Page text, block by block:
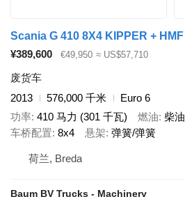
¥389,600 €49,950 ≈ US$57,710
废货车
2013
576,000 千米
Euro 6
功率 410 马力 (301 千瓦) 燃油 柴油
车桥配置 8x4 悬架 弹簧/弹簧
荷兰, Breda
Baum BV Trucks - Machinery